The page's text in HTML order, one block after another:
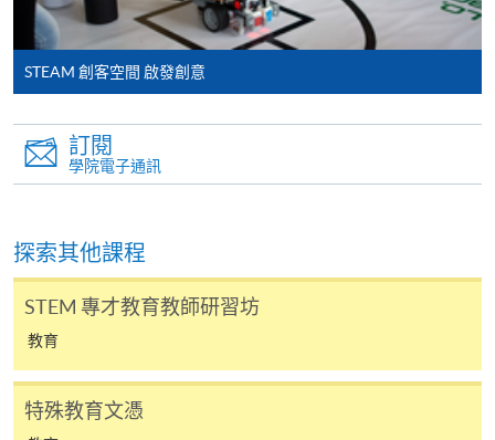
費以及所需證明文件呈交。
[ 下載報名表SF26]
申請學歷頒授及專業課程可能需要其他資料，報名
表可向報名中心或有關課程負責人索取。填妥申請
表格後，請連同報名費/學費以及所需證明文件親
報讀同一學歷頒授課程內其他單元
用於一般學歷頒授課程。
STEAM 創客空間 啟發創意
訂閱
學院電子通訊
探索其他課程
STEM 專才教育教師研習坊
教育
特殊教育文憑